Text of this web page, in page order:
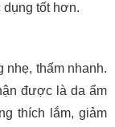
dụng tốt hơn.
nhẹ, thấm nhanh.
được là da ẩm
thích lắm, giảm